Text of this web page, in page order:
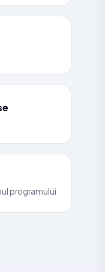
programului